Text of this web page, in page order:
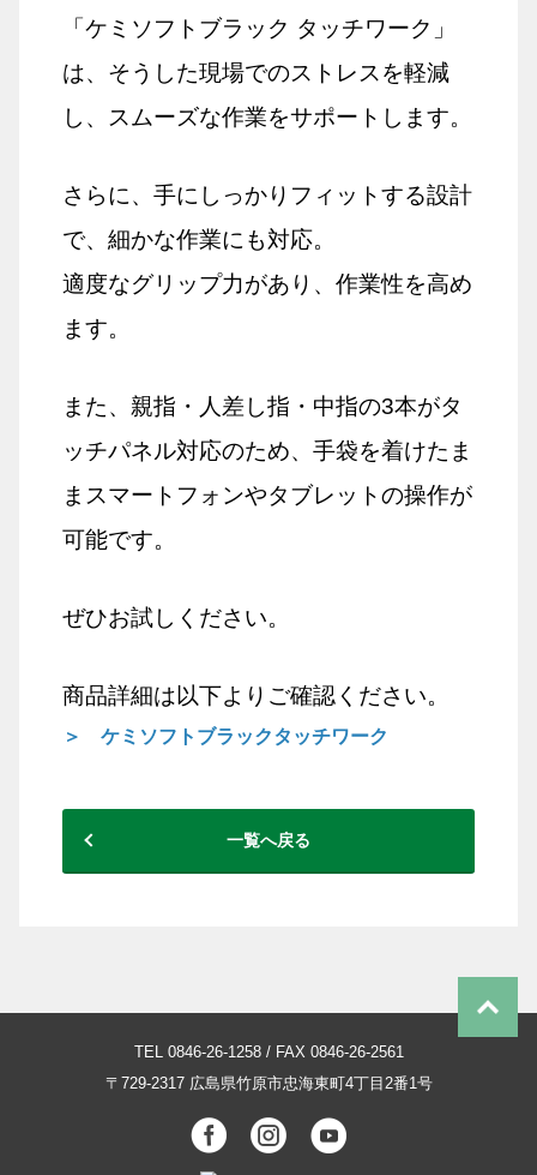
「ケミソフトブラック タッチワーク」
は、そうした現場でのストレスを軽減
し、スムーズな作業をサポートします。
さらに、手にしっかりフィットする設計
で、細かな作業にも対応。
適度なグリップ力があり、作業性を高め
ます。
また、親指・人差し指・中指の3本がタ
ッチパネル対応のため、手袋を着けたま
まスマートフォンやタブレットの操作が
可能です。
ぜひお試しください。
商品詳細は以下よりご確認ください。
＞ ケミソフトブラックタッチワーク
一覧へ戻る
TEL 0846-26-1258 / FAX 0846-26-2561
〒729-2317広島県竹原市忠海東町4丁目2番1号